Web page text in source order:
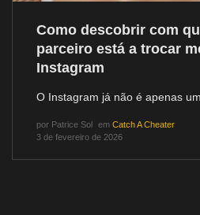
Como descobrir com
parceiro está a trocar
Instagram
O Instagram já não é apenas
por Patrice Sol em Catch A Cheater
3 de fevereiro de 2026